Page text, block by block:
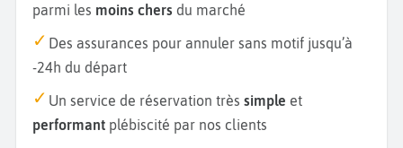
parmi les moins chers du marché
Des assurances pour annuler sans motif jusqu’à
-24h du départ
Un service de réservation très simple et
performant plébiscité par nos clients